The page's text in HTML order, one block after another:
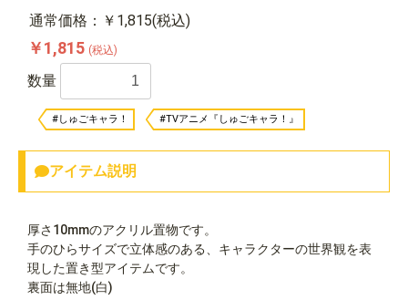
通常価格：￥1,815(税込)
￥1,815 (税込)
数量
#しゅごキャラ！ #TVアニメ『しゅごキャラ！』
アイテム説明
厚さ10mmのアクリル置物です。
手のひらサイズで立体感のある、キャラクターの世界観を表
現した置き型アイテムです。
裏面は無地(白)